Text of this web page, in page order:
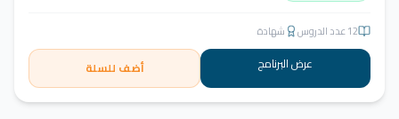
12عدد الدروس شهادة
عرض البرنامج أضف للسلة